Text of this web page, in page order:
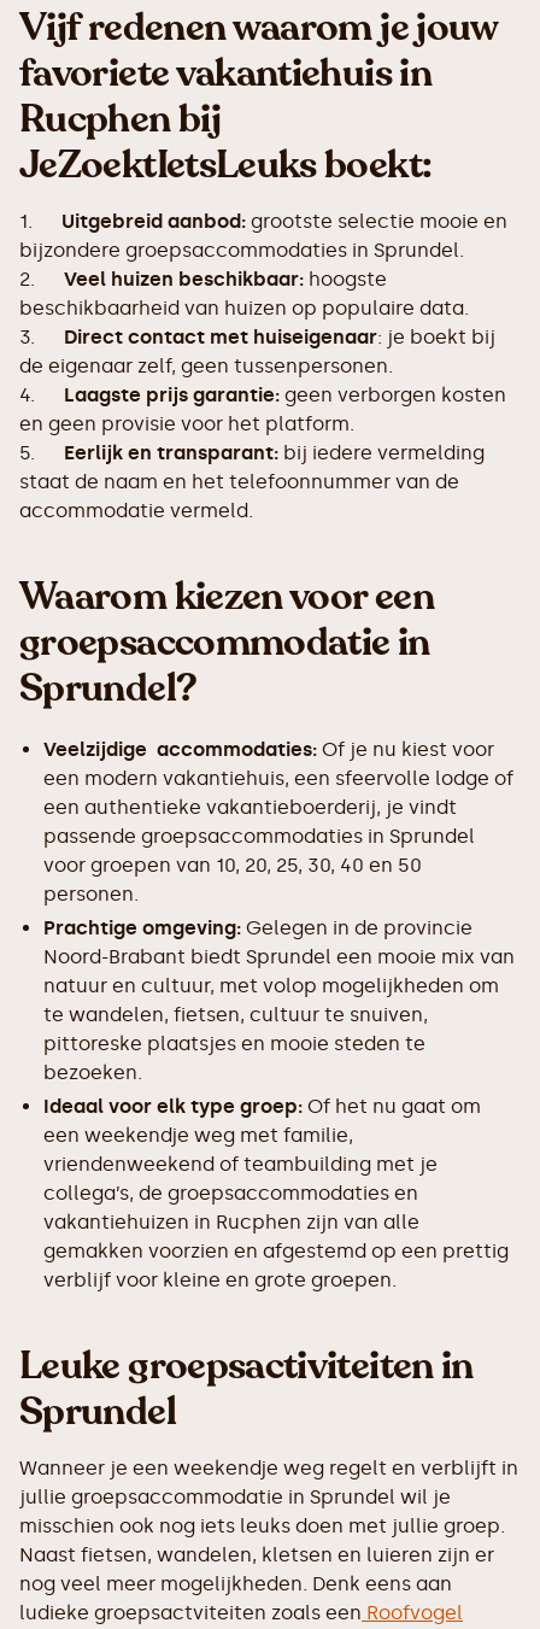
Vijf redenen waarom je jouw
favoriete vakantiehuis in
Rucphen bij
JeZoektIetsLeuks boekt:
1. Uitgebreid aanbod: grootste selectie mooie en
bijzondere groepsaccommodaties in Sprundel.
2. Veel huizen beschikbaar: hoogste
beschikbaarheid van huizen op populaire data.
3. Direct contact met huiseigenaar: je boekt bij
de eigenaar zelf, geen tussenpersonen.
4. Laagste prijs garantie: geen verborgen kosten
en geen provisie voor het platform.
5. Eerlijk en transparant: bij iedere vermelding
staat de naam en het telefoonnummer van de
accommodatie vermeld.
Waarom kiezen voor een
groepsaccommodatie in
Sprundel?
Veelzijdige accommodaties: Of je nu kiest voor
een modern vakantiehuis, een sfeervolle lodge of
een authentieke vakantieboerderij, je vindt
passende groepsaccommodaties in Sprundel
voor groepen van 10, 20, 25, 30, 40 en 50
personen.
Prachtige omgeving: Gelegen in de provincie
Noord-Brabant biedt Sprundel een mooie mix van
natuur en cultuur, met volop mogelijkheden om
te wandelen, fietsen, cultuur te snuiven,
pittoreske plaatsjes en mooie steden te
bezoeken.
Ideaal voor elk type groep: Of het nu gaat om
een weekendje weg met familie,
vriendenweekend of teambuilding met je
collega’s, de groepsaccommodaties en
vakantiehuizen in Rucphen zijn van alle
gemakken voorzien en afgestemd op een prettig
verblijf voor kleine en grote groepen.
Leuke groepsactiviteiten in
Sprundel
Wanneer je een weekendje weg regelt en verblijft in
jullie groepsaccommodatie in Sprundel wil je
misschien ook nog iets leuks doen met jullie groep.
Naast fietsen, wandelen, kletsen en luieren zijn er
nog veel meer mogelijkheden. Denk eens aan
ludieke groepsactviteiten zoals een Roofvogel